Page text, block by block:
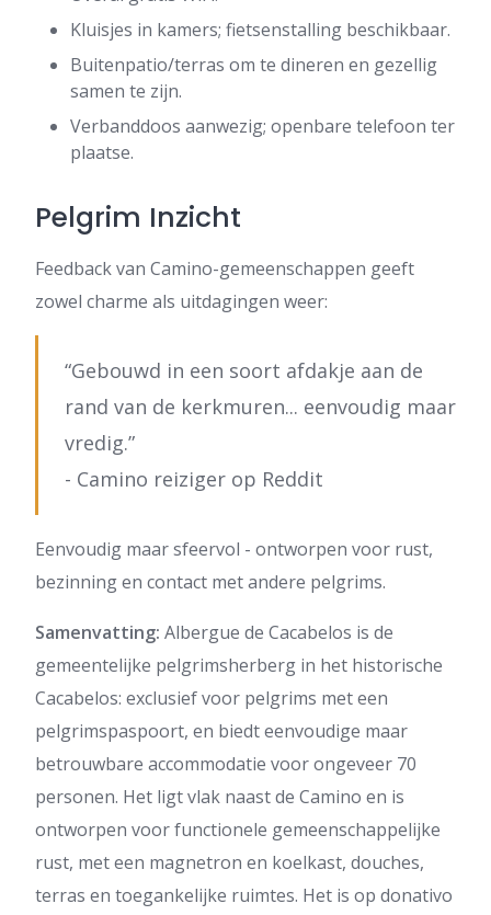
Kluisjes in kamers; fietsenstalling beschikbaar.
Buitenpatio/terras om te dineren en gezellig
samen te zijn.
Verbanddoos aanwezig; openbare telefoon ter
plaatse.
Pelgrim Inzicht
Feedback van Camino-gemeenschappen geeft
zowel charme als uitdagingen weer:
“Gebouwd in een soort afdakje aan de
rand van de kerkmuren... eenvoudig maar
vredig.”
- Camino reiziger op Reddit
Eenvoudig maar sfeervol - ontworpen voor rust,
bezinning en contact met andere pelgrims.
Samenvatting: Albergue de Cacabelos is de
gemeentelijke pelgrimsherberg in het historische
Cacabelos: exclusief voor pelgrims met een
pelgrimspaspoort, en biedt eenvoudige maar
betrouwbare accommodatie voor ongeveer 70
personen. Het ligt vlak naast de Camino en is
ontworpen voor functionele gemeenschappelijke
rust, met een magnetron en koelkast, douches,
terras en toegankelijke ruimtes. Het is op donativo